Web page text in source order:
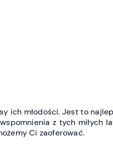
ich młodości. Jest to
z tych miłych
Ci zaoferować.